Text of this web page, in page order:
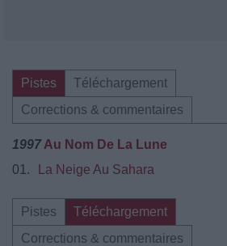
Pistes
Téléchargement
Corrections & commentaires
1997 Au Nom De La Lune
01.
La Neige Au Sahara
Pistes
Téléchargement
Corrections & commentaires